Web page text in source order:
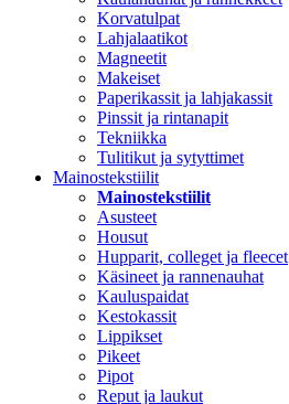
Korvatulpat
Lahjalaatikot
Magneetit
Makeiset
Paperikassit ja lahjakassit
Pinssit ja rintanapit
Tekniikka
Tulitikut ja sytyttimet
Mainostekstiilit
Mainostekstiilit
Asusteet
Housut
Hupparit, colleget ja fleecet
Käsineet ja rannenauhat
Kauluspaidat
Kestokassit
Lippikset
Pikeet
Pipot
Reput ja laukut